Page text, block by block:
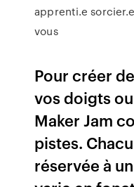
apprenti.e
vous
Pour créer
vos doigts
Maker Jam
pistes.
réservée à